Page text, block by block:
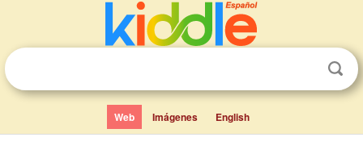
Web Imágenes English